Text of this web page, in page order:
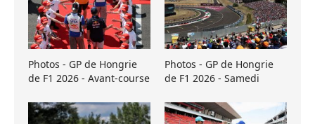
Photos - GP de Hongrie
de F1 2026 - Avant-course
Photos - GP de Hongrie
de F1 2026 - Samedi